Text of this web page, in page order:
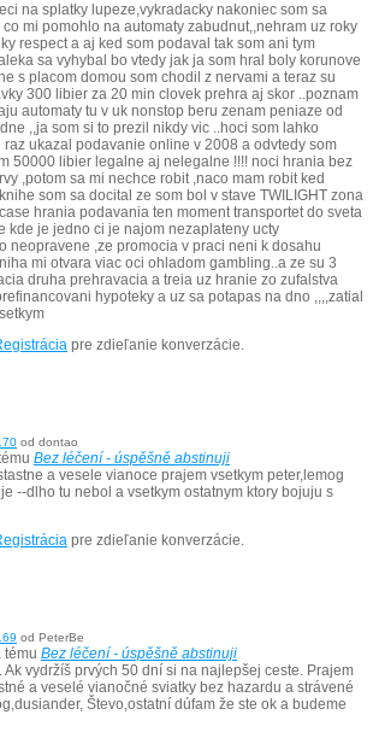
na splatky lupeze,vykradacky nakoniec som sa
mi pomohlo na automaty zabudnut,,nehram uz roky
respect a aj ked som podaval tak som ani tym
sa vyhybal bo vtedy jak ja som hral boly korunove
s placom domou som chodil z nervami a teraz su
300 libier za 20 min clovek prehra aj skor ..poznam
automaty tu v uk nonstop beru zenam peniaze od
,,ja som si to prezil nikdy vic ..hoci som lahko
ukazal podavanie online v 2008 a odvtedy som
50000 libier legalne aj nelegalne !!!! noci hrania bez
,potom sa mi nechce robit ,naco mam robit ked
som sa docital ze som bol v stave TWILIGHT zona
hrania podavania ten moment transportet do sveta
kde je jedno ci je najom nezaplateny ucty
neopravene ,ze promocia v praci neni k dosahu
mi otvara viac oci ohladom gambling..a ze su 3
druha prehravacia a treia uz hranie zo zufalstva
hypoteky a uz sa potapas na dno ,,,,zatial
pre zdieľanie konverzácie.
od dontao
Bez léčení - úspěšně abstinuji
a vesele vianoce prajem vsetkym peter,lemog
--dlho tu nebol a vsetkym ostatnym ktory bojuju s
pre zdieľanie konverzácie.
od PeterBe
tému Bez léčení - úspěšně abstinuji
vydržíš prvých 50 dní si na najlepšej ceste. Prajem
a veselé vianočné sviatky bez hazardu a strávené
Števo,ostatní dúfam že ste ok a budeme